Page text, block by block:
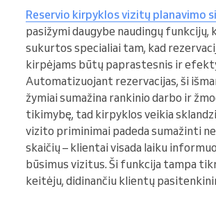
Reservio kirpyklos vizitų planavimo
pasižymi daugybe naudingų funkcijų,
sukurtos specialiai tam, kad
kirpėjams būtų paprastesnis ir
Automatizuojant rezervacijas, ši
žymiai sumažina rankinio darbo ir
tikimybę, tad kirpyklos veikia
vizito priminimai padeda sumažinti
skaičių – klientai visada laiku
būsimus vizitus. Ši funkcija tampa
keitėju, didinančiu klientų